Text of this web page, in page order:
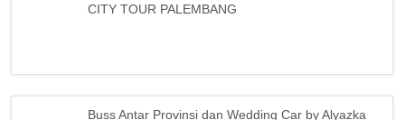
CITY TOUR PALEMBANG
Buss Antar Provinsi dan Wedding Car by Alyazka